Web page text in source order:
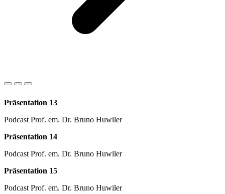
Präsentation 13
Podcast Prof. em. Dr. Bruno Huwiler
Präsentation 14
Podcast Prof. em. Dr. Bruno Huwiler
Präsentation 15
Podcast Prof. em. Dr. Bruno Huwiler